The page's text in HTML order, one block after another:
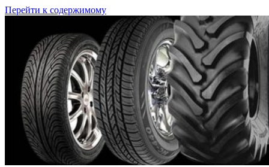
Перейти к содержимому